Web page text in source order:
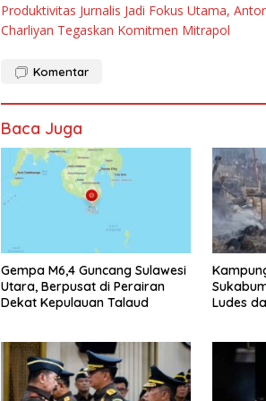
pos
Produktivitas Jurnalis Jadi Fokus Utama,
Charliyan Tegaskan Komitmen Mitrapol
Komentar
Baca Juga
Gempa M6,4 Guncang Sulawesi
Utara, Berpusat di Perairan
Dekat Kepulauan Talaud
Ludes